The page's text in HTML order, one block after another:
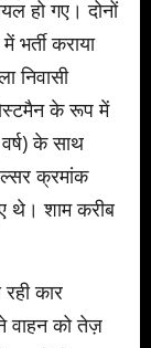
हो गए। दोनों
कराया
निवासी
के रूप में
के साथ
क्रमांक
थे। शाम करीब
कार
को तेज़